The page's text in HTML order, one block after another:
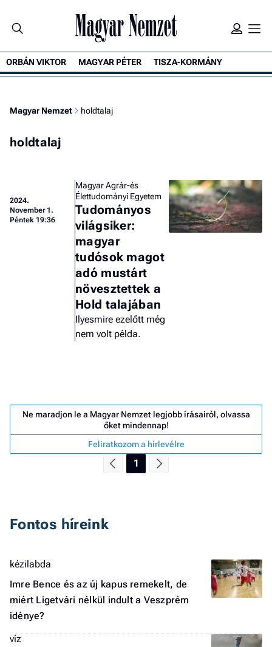
ORBÁN VIKTOR MAGYAR PÉTER TISZA-KORMÁNY
Magyar Nemzet holdtalaj
holdtalaj
2024.
November 1.
Péntek 19:36
Magyar Agrár-és
Élettudományi Egyetem
Tudományos
világsiker:
magyar
tudósok magot
adó mustárt
növesztettek a
Hold talajában
Ilyesmire ezelőtt még
nem volt példa.
Ne maradjon le a Magyar Nemzet legjobb írásairól, olvassa
őket mindennap!
Feliratkozom a hírlevélre
1
Fontos híreink
kézilabda
Imre Bence és az új kapus remekelt, de
miért Ligetvári nélkül indult a Veszprém
idénye?
víz